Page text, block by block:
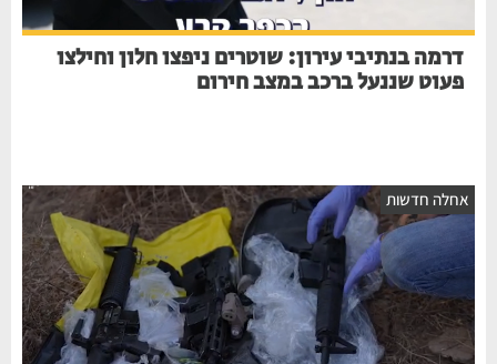
דרמה בנתיבי עירון: שוטרים ניפצו חלון וחילצו
פעוט שננעל ברכב במצב חירום
אחלה חדשות